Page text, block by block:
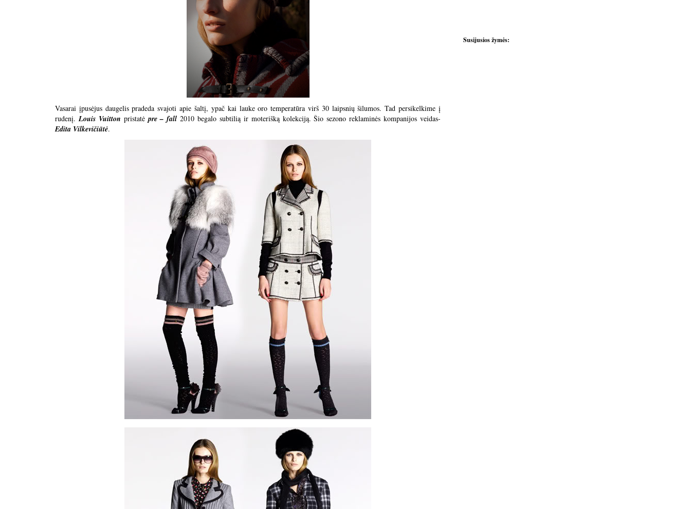
Vasarai įpusėjus daugelis pradeda svajoti apie šaltį, ypač kai lauke oro temperatūra virš 30 laipsnių šilumos. Tad persikelkime į
rudenį.Louis Vuitton pristatėpre – fall 2010 begalo subtilią ir moterišką kolekciją. Šio sezono reklaminės kompanijos veidas-
Edita Vilkevičiūtė.
Susijusios žymės: